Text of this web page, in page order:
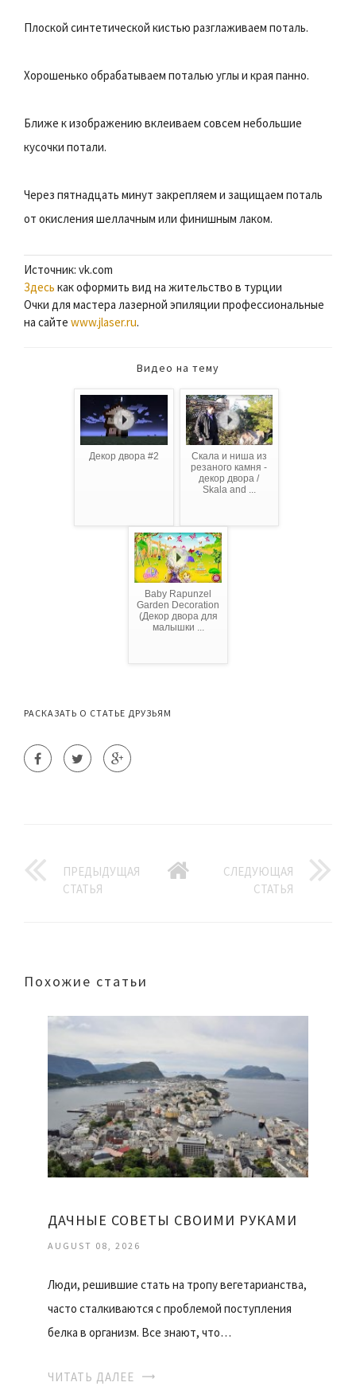
Плоской синтетической кистью разглаживаем поталь.
Хорошенько обрабатываем поталью углы и края панно.
Ближе к изображению вклеиваем совсем небольшие
кусочки потали.
Через пятнадцать минут закрепляем и защищаем поталь
от окисления шеллачным или финишным лаком.
Источник: vk.com
Здесь как оформить вид на жительство в турции
Очки для мастера лазерной эпиляции профессиональные
на сайте www.jlaser.ru.
Видео на тему
Декор двора #2
Скала и ниша из
резаного камня -
декор двора /
Skala and ...
Baby Rapunzel
Garden Decoration
(Декор двора для
малышки ...
РАСКАЗАТЬ О СТАТЬЕ ДРУЗЬЯМ
ПРЕДЫДУЩАЯ
СТАТЬЯ
СЛЕДУЮЩАЯ
СТАТЬЯ
Похожие статьи
ДАЧНЫЕ СОВЕТЫ СВОИМИ РУКАМИ
AUGUST 08, 2026
Люди, решившие стать на тропу вегетарианства,
часто сталкиваются с проблемой поступления
белка в организм. Все знают, что…
ЧИТАТЬ ДАЛЕЕ